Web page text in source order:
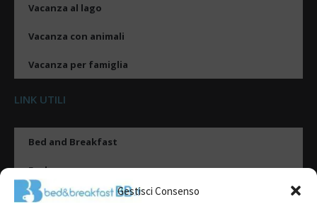
Gestisci Consenso
Vacanza al lago
Vacanza con animali
Vacanza per famiglia
LINK UTILI
Bed and Breakfast
Esplora
Tipologie di alloggio